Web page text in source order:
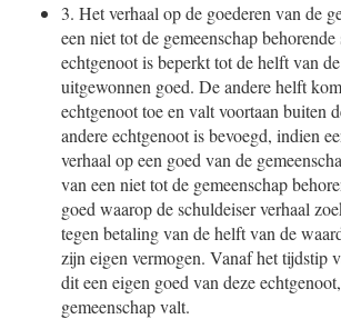
3. Het verhaal op de goederen van de
een niet tot de gemeenschap
echtgenoot is beperkt tot de helft van
uitgewonnen goed. De andere helft
echtgenoot toe en valt voortaan buiten
andere echtgenoot is bevoegd, indien
verhaal op een goed van de
van een niet tot de gemeenschap
goed waarop de schuldeiser verhaal
tegen betaling van de helft van de
zijn eigen vermogen. Vanaf het tijdstip
dit een eigen goed van deze
gemeenschap valt.